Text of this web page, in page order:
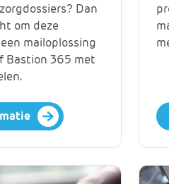
Dan
om deze
mailoplossing
Bastion 365 met